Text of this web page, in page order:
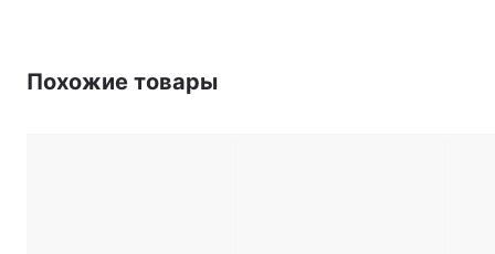
Похожие товары